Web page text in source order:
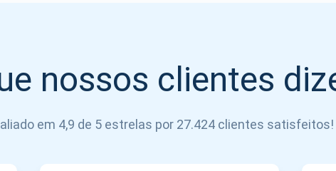
nossos clientes
em 4,9 de 5 estrelas por 27.424 clientes satisfeitos!